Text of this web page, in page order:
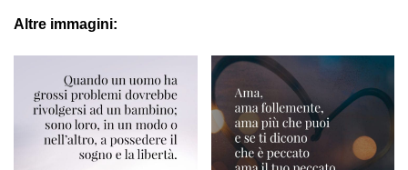
Altre immagini: